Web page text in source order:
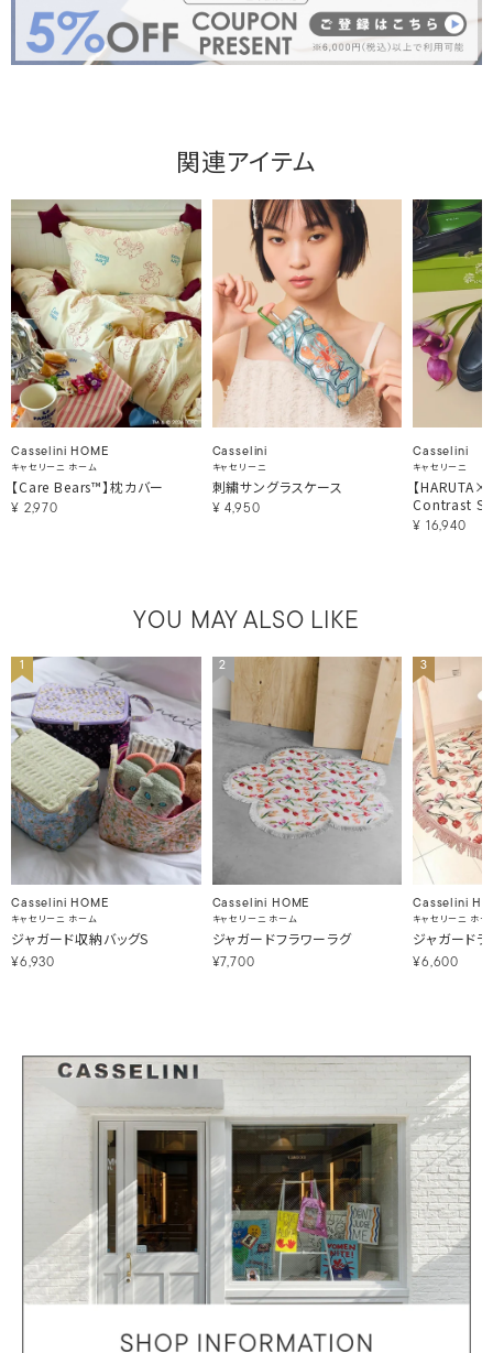
関連アイテム
Casselini HOME
キャセリーニ ホーム
【Care Bears™】枕カバー
¥ 2,970
Casselini
キャセリーニ
刺繍サングラスケース
¥ 4,950
Casselini
キャセリーニ
【
Contrast
¥ 16,940
YOU MAY ALSO LIKE
1
Casselini HOME
キャセリーニ ホーム
ジャガード収納バッグS
¥6,930
2
Casselini HOME
キャセリーニ ホーム
ジャガードフラワーラグ
¥7,700
3
Casselini
キャセリーニ ホー
ジャガードラ
¥6,600